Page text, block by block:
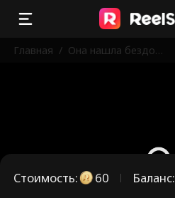
Главная / Она нашла бездомн
Стоимость: 60 Баланс: